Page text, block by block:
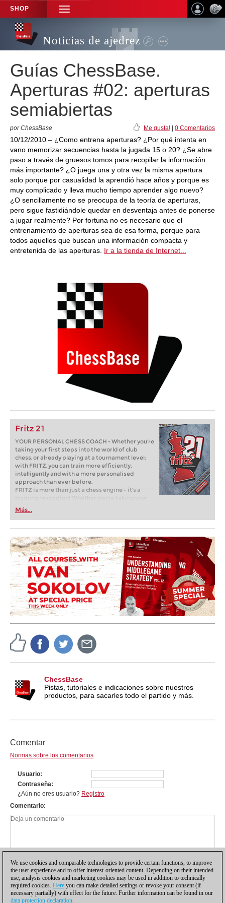
SHOP
TOGGLE
NAVIGATION
Noticias de ajedrez
Guías ChessBase.
Aperturas #02: aperturas
semiabiertas
por ChessBase Me gusta! 0 Comentarios
10/12/2010 – ¿Como entrena aperturas? ¿Por qué intenta en
vano memorizar secuencias hasta la jugada 15 o 20? ¿Se abre
paso a través de gruesos tomos para recopilar la información
más importante? ¿O juega una y otra vez la misma apertura
solo porque por casualidad la aprendió hace años y porque es
muy complicado y lleva mucho tiempo aprender algo nuevo?
¿O sencillamente no se preocupa de la teoría de aperturas,
pero sigue fastidiándole quedar en desventaja antes de ponerse
a jugar realmente? Por fortuna no es necesario que el
entrenamiento de aperturas sea de esa forma, porque para
todos aquellos que buscan una información compacta y
entretenida de las aperturas. Ir a la tienda de Internet...
Fritz 21
YOUR PERSONAL CHESS COACH - Whether you’re
taking your first steps into the world of club
chess, or already playing at a tournament level:
with FRITZ, you can train more efficiently,
intelligently and with a more personalised
approach than ever before.
FRITZ is more than just a chess engine – it’s a
training revolution! Whether you’re taking your
first steps into the world of club chess, or already
playing at a tournament level: with FRITZ, you can
train more efficiently, intelligently and with a
more personalised approach than ever before.
Más...
ChessBase
Pistas, tutoriales e indicaciones sobre nuestros
productos, para sacarles todo el partido y más.
Comentar
Normas sobre los comentarios
Usuario
Contraseña
¿Aún no eres usuario? Registro
Comentario
We use cookies and comparable technologies to provide certain functions, to improve
the user experience and to offer interest-oriented content. Depending on their intended
use, analysis cookies and marketing cookies may be used in addition to technically
required cookies. Here you can make detailed settings or revoke your consent (if
necessary partially) with effect for the future. Further information can be found in our
data protection declaration.